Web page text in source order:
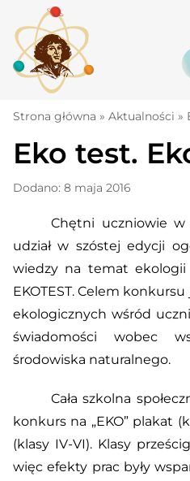
content
Strona główna
Aktualności
Komunikaty
Szkoła
Dokumenty
Warto wiedzieć
Strona główna » Aktualności »
Eko test.
Dodano: 8 maja 2016
Chętni uczniowie
udziałw szóstej edycji
wiedzy na temat
EKOTEST. Celem
ekologicznych wśród
świadomości wobec
środowiska naturalnego.
Cała szkolna
konkurs na „EKO” plakat
(klasy IV-VI). Klasy
więc efekty prac były